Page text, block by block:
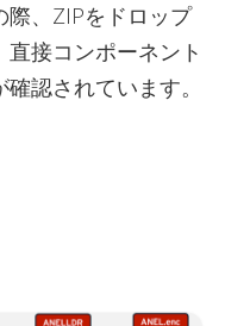
、ZIPをドロップ
接コンポーネント
認されています。